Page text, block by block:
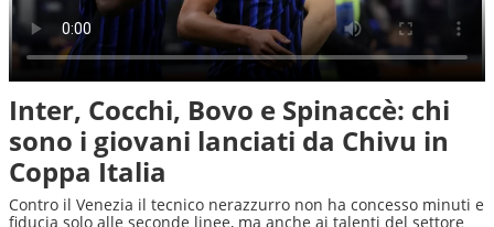
Inter, Cocchi, Bovo e Spinaccè: chi
sono i giovani lanciati da Chivu in
Coppa Italia
Contro il Venezia il tecnico nerazzurro non ha concesso minuti e
fiducia solo alle seconde linee, ma anche ai talenti del settore